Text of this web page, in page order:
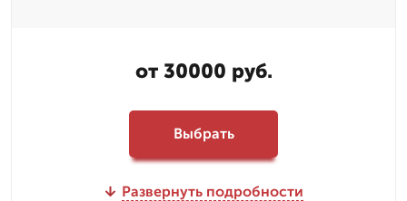
от 30000 руб.
Выбрать
Развернуть подробности